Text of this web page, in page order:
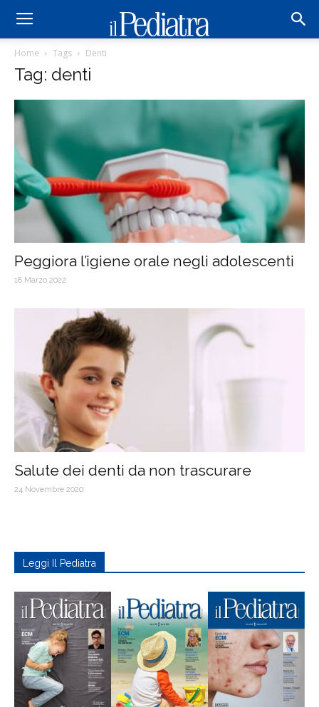
Home Tags Denti
Tag: denti
Peggiora l’igiene orale negli adolescenti
18 Marzo 2022
Salute dei denti da non trascurare
24 Novembre 2020
Leggi Il Pediatra